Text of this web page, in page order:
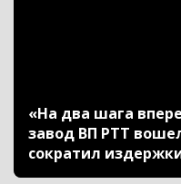
«На два шага
завод ВП РТТ
сократил
качество